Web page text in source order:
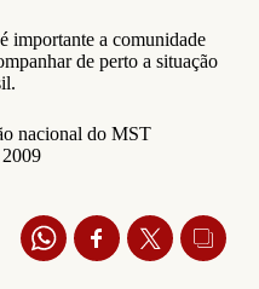
importante a comunidade
de perto a situação
nacional do MST